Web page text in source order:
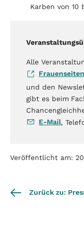
Karben von 10
Alle
Frauenseiten
und den
gibt es beim
E-Mail,
Veröffentlicht am:
Zurück zu: